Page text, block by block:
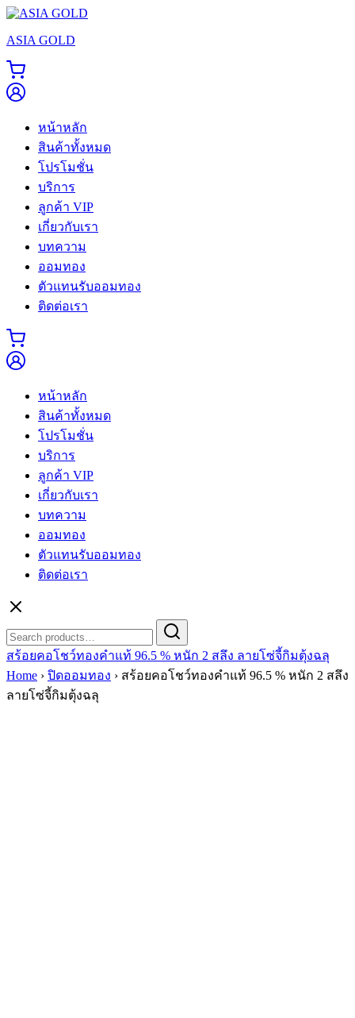
Skip
content
ASIA GOLD
หน้าหลัก
สินค้าทั้งหมด
โปรโมชั่น
บริการ
ลูกค้า VIP
เกี่ยวกับเรา
บทความ
ออมทอง
ตัวแทนรับออมทอง
ติดต่อเรา
หน้าหลัก
สินค้าทั้งหมด
โปรโมชั่น
บริการ
ลูกค้า VIP
เกี่ยวกับเรา
บทความ
ออมทอง
ตัวแทนรับออมทอง
ติดต่อเรา
for:
สร้อยคอโชว์ทองคำแท้ 96.5 % หนัก 2 สลึง ลายโซ่จี้กิมตุ้งฉลุ
Home › ปิดออมทอง › สร้อยคอโชว์ทองคำแท้ 96.5 % หนัก 2 สลึง
ลายโซ่จี้กิมตุ้งฉลุ